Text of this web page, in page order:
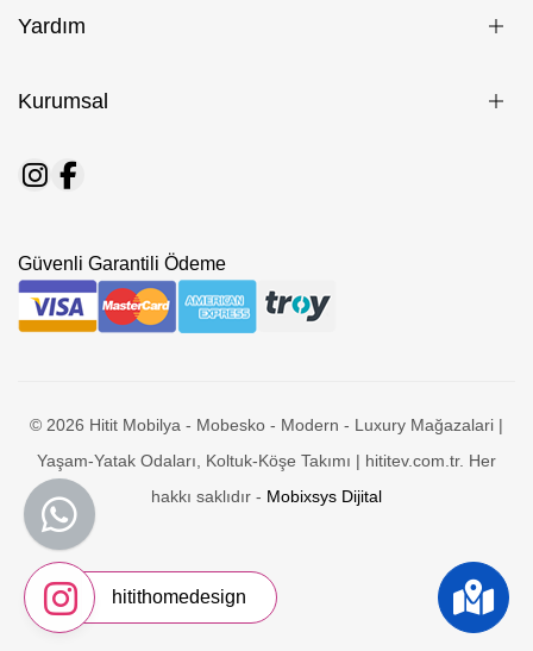
Yardım
Kurumsal
Güvenli Garantili Ödeme
© 2026 Hitit Mobilya - Mobesko - Modern - Luxury Mağazalari |
Yaşam-Yatak Odaları, Koltuk-Köşe Takımı | hititev.com.tr. Her
hakkı saklıdır - Mobixsys Dijital
hitithomedesign